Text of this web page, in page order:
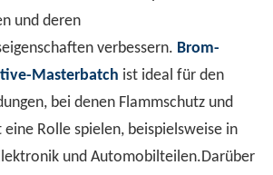
Verständnis der Merkmale von halogenfreien flammenretterten PP
PP als
und deren
verbessern. Brom-
Masterbatch ist ideal für den
bei denen Flammschutz und
Rolle spielen, beispielsweise in
und Automobilteilen.Darüber